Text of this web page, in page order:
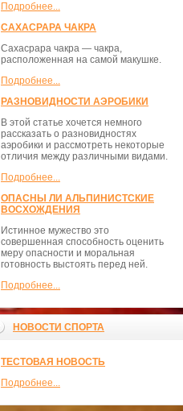
Подробнее...
САХАСРАРА ЧАКРА
Сахасрара чакра — чакра,
расположенная на самой макушке.
Подробнее...
РАЗНОВИДНОСТИ АЭРОБИКИ
В этой статье хочется немного
рассказать о разновидностях
аэробики и рассмотреть некоторые
отличия между различными видами.
Подробнее...
ОПАСНЫ ЛИ АЛЬПИНИСТСКИЕ
ВОСХОЖДЕНИЯ
Истинное мужество это
совершенная способность оценить
меру опасности и моральная
готовность выстоять перед ней.
Подробнее...
НОВОСТИ СПОРТА
ТЕСТОВАЯ НОВОСТЬ
Подробнее...